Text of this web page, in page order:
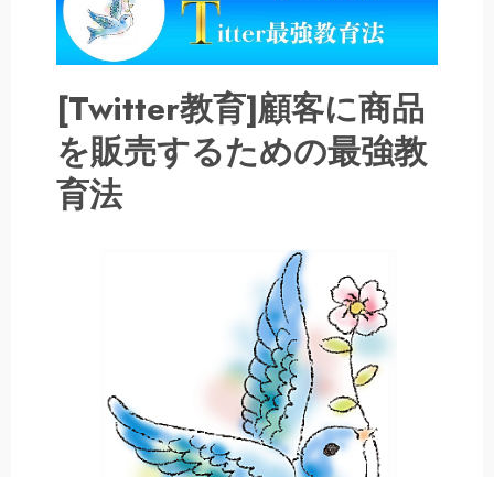
[Twitter教育]顧客に商品
を販売するための最強教
育法